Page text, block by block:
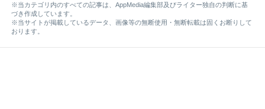
※当カテゴリ内のすべての記事は、AppMedia編集部及びライター独自の判断に基
づき作成しています。
※当サイトが掲載しているデータ、画像等の無断使用・無断転載は固くお断りして
おります。